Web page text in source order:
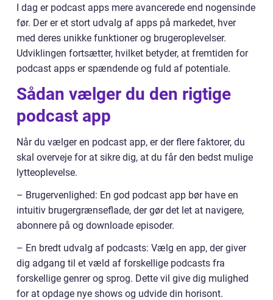
I dag er podcast apps mere avancerede end nogensinde
før. Der er et stort udvalg af apps på markedet, hver
med deres unikke funktioner og brugeroplevelser.
Udviklingen fortsætter, hvilket betyder, at fremtiden for
podcast apps er spændende og fuld af potentiale.
Sådan vælger du den rigtige
podcast app
Når du vælger en podcast app, er der flere faktorer, du
skal overveje for at sikre dig, at du får den bedst mulige
lytteoplevelse.
– Brugervenlighed: En god podcast app bør have en
intuitiv brugergrænseflade, der gør det let at navigere,
abonnere på og downloade episoder.
– En bredt udvalg af podcasts: Vælg en app, der giver
dig adgang til et væld af forskellige podcasts fra
forskellige genrer og sprog. Dette vil give dig mulighed
for at opdage nye shows og udvide din horisont.